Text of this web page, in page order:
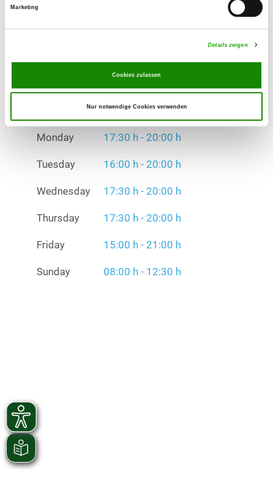
Marketing
Details zeigen
Cookies zulassen
Nur notwendige Cookies verwenden
15:00 h - 21:00 h
Sunday 08:00 h - 12:30 h
Exercise times in winter:
Monday 17:30 h - 20:00 h
Tuesday 16:00 h - 20:00 h
Wednesday 17:30 h - 20:00 h
Thursday 17:30 h - 20:00 h
Friday 15:00 h - 21:00 h
Sunday 08:00 h - 12:30 h